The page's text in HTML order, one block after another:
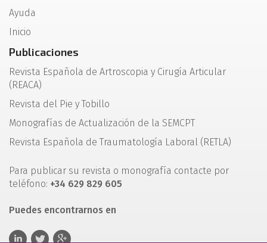
Ayuda
Inicio
Publicaciones
Revista Española de Artroscopia y Cirugía Articular
(REACA)
Revista del Pie y Tobillo
Monografías de Actualización de la SEMCPT
Revista Española de Traumatología Laboral (RETLA)
Para publicar su revista o monografía contacte por
teléfono: +34 629 829 605
Puedes encontrarnos en